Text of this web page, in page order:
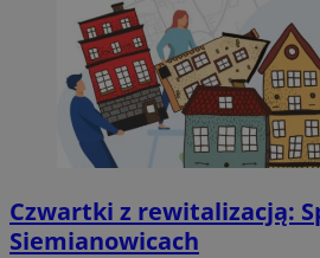
Czwartki z rewitalizacją:
Siemianowicach